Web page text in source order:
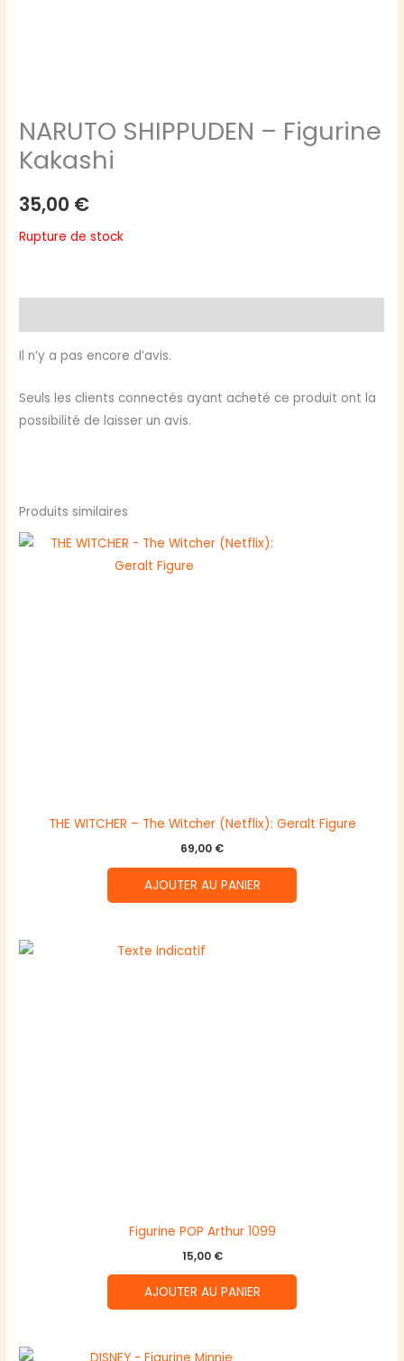
NARUTO SHIPPUDEN – Figurine
Kakashi
35,00 €
Rupture de stock
Il n’y a pas encore d’avis.
Seuls les clients connectés ayant acheté ce produit ont la
possibilité de laisser un avis.
Produits similaires
THE WITCHER – The Witcher (Netflix): Geralt Figure
69,00 €
AJOUTER AU PANIER
Figurine POP Arthur 1099
15,00 €
AJOUTER AU PANIER